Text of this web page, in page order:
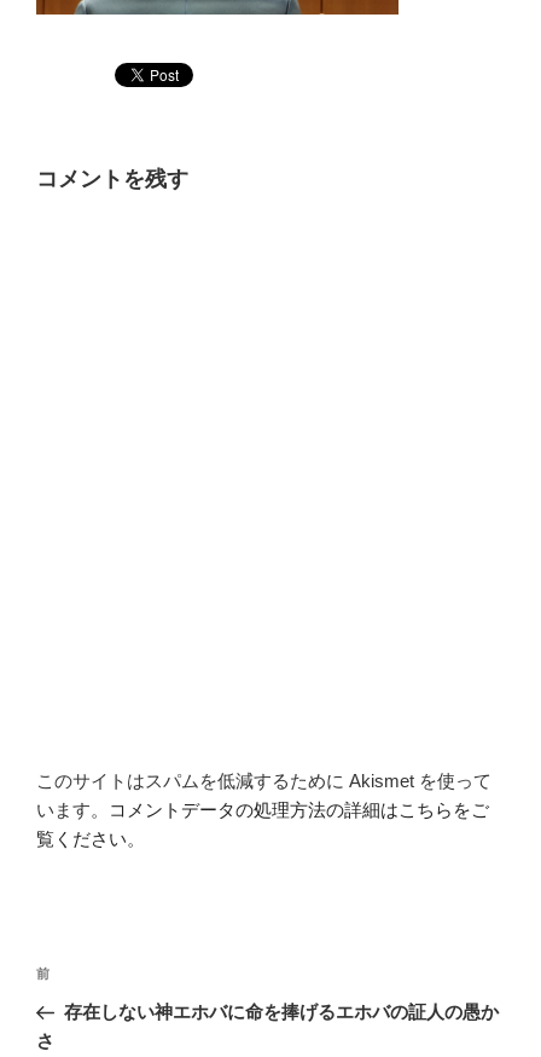
コメントを残す
このサイトはスパムを低減するために Akismet を使って
います。
コメントデータの処理方法の詳細はこちらをご
覧ください。
投
ナ
前
の
投
前
存在しない神エホバに命を捧げるエホバの証人の愚か
さ